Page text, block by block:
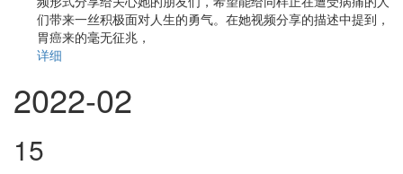
们带来一丝积极面对人生的勇气。在她视频分享的描述中提到，
胃癌来的毫无征兆，
详细
2022-02
15